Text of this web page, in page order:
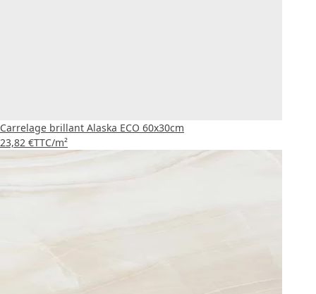
Carrelage brillant Alaska ECO 60x30cm
23,82 €TTC/m²